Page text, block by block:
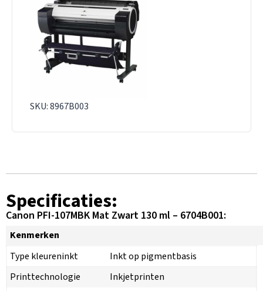
SKU: 8967B003
Specificaties:
Canon PFI-107MBK Mat Zwart 130 ml – 6704B001:
Kenmerken
Type kleureninkt
Inkt op pigmentbasis
Printtechnologie
Inkjetprinten